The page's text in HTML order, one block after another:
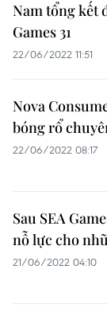
Nam tổng kết
Games 31
22/06/2022 11:51
Nova
bóng rổ
22/06/2022 08:17
Sau SEA
nỗ lực cho
21/06/2022 04:10